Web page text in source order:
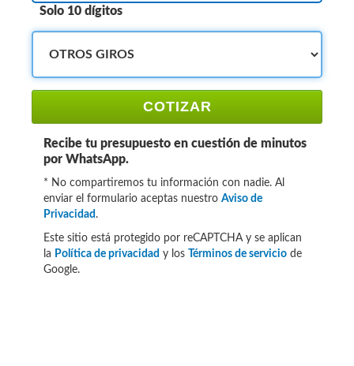
Solo 10 dígitos
COTIZAR
Recibe tu presupuesto en cuestión de minutos
por WhatsApp.
* No compartiremos tu información con nadie. Al
enviar el formulario aceptas nuestro Aviso de
Privacidad .
Este sitio está protegido por reCAPTCHA y se aplican
la Política de privacidad y los Términos de servicio de
Google.